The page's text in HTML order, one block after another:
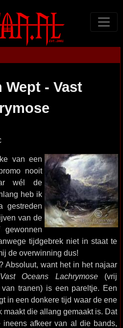
Wept - Vast
van een
nooit
wél de
heb ik
gestreden
van de
tijdgebrek niet in staat te
de overwinning dus!
Absoluut, want het in het najaar
Vast Oceans Lachrymose(vrij
tranen) is een pareltje. Een
in een donkere tijd waar de ene
maakt die allang gemaakt is. Dat
afkeer van al die bands,